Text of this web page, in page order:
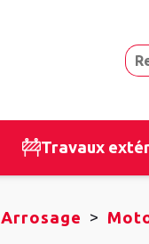
Travaux
Arrosage >